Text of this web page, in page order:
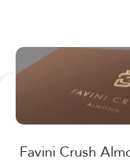
Favini Crush